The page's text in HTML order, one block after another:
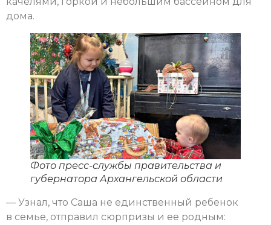
дома.
Фото пресс-службы правительства и
губернатора Архангельской области
— Узнал, что Саша не единственный ребенок
в семье, отправил сюрпризы и ее родным: